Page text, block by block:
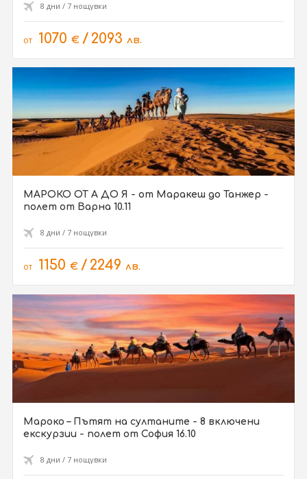
8 дни / 7 нощувки
от 1070 € / 2093 лв.
МАРОКО ОТ А ДО Я - от Маракеш до Танжер -
полет от Варна 10.11
8 дни / 7 нощувки
от 1150 € / 2249 лв.
Мароко – Пътят на султаните - 8 включени
екскурзии - полет от София 16.10
8 дни / 7 нощувки